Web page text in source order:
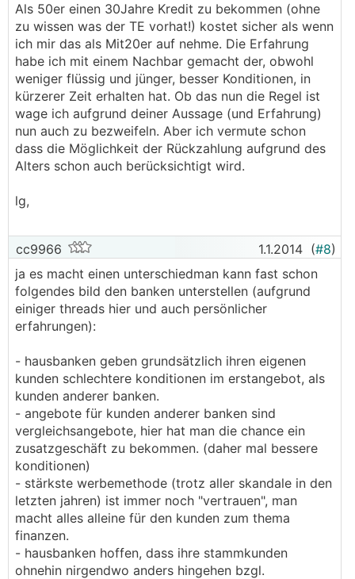
Als 50er einen 30Jahre Kredit zu bekommen (ohne
zu wissen was der TE vorhat!) kostet sicher als wenn
ich mir das als Mit20er auf nehme. Die Erfahrung
habe ich mit einem Nachbar gemacht der, obwohl
weniger flüssig und jünger, besser Konditionen, in
kürzerer Zeit erhalten hat. Ob das nun die Regel ist
wage ich aufgrund deiner Aussage (und Erfahrung)
nun auch zu bezweifeln. Aber ich vermute schon
dass die Möglichkeit der Rückzahlung aufgrund des
Alters schon auch berücksichtigt wird.
lg,
cc9966 1.1.2014 (#8)
ja es macht einen unterschiedman kann fast schon
folgendes bild den banken unterstellen (aufgrund
einiger threads hier und auch persönlicher
erfahrungen):
- hausbanken geben grundsätzlich ihren eigenen
kunden schlechtere konditionen im erstangebot, als
kunden anderer banken.
- angebote für kunden anderer banken sind
vergleichsangebote, hier hat man die chance ein
zusatzgeschäft zu bekommen. (daher mal bessere
konditionen)
- stärkste werbemethode (trotz aller skandale in den
letzten jahren) ist immer noch "vertrauen", man
macht alles alleine für den kunden zum thema
finanzen.
- hausbanken hoffen, dass ihre stammkunden
ohnehin nirgendwo anders hingehen bzgl.